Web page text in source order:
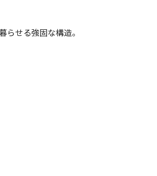
らせる強固な構造。